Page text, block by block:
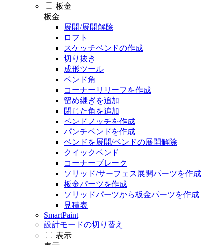
板金
板金
展開/展開解除
ロフト
スケッチベンドの作成
切り抜き
成形ツール
ベンド角
コーナーリリーフを作成
留め継ぎを追加
閉じた角を追加
ベンドノッチを作成
パンチベンドを作成
ベンドを展開/ベンドの展開解除
クイックベンド
コーナーブレーク
ソリッド/サーフェス展開パーツを作成
板金パーツを作成
ソリッドパーツから板金パーツを作成
見積表
SmartPaint
設計モードの切り替え
表示